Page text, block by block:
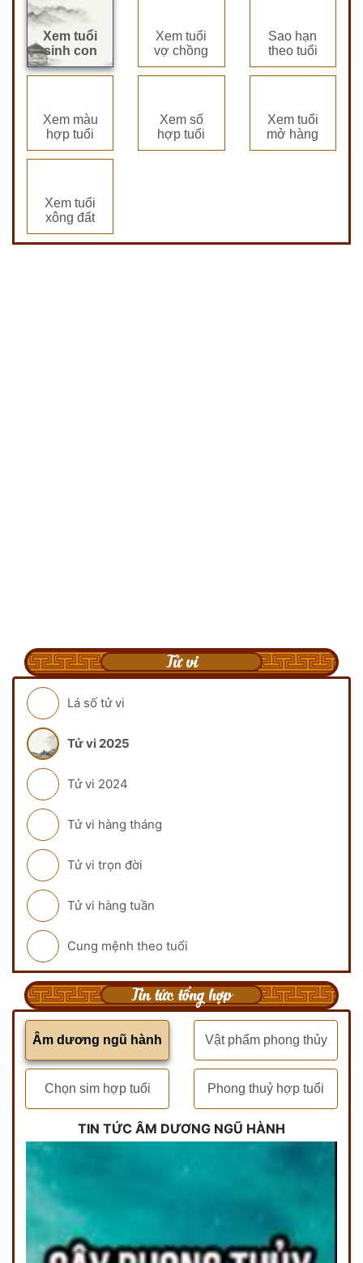
Xem tuổi
sinh con
Xem tuổi
vợ chồng
Sao hạn
theo tuổi
Xem màu
hợp tuổi
Xem số
hợp tuổi
Xem tuổi
mở hàng
Xem tuổi
xông đất
Tử vi
Lá số tử vi
Tử vi 2025
Tử vi 2024
Tử vi hàng tháng
Tử vi trọn đời
Tử vi hàng tuần
Cung mệnh theo tuổi
Tin tức tổng hợp
Âm dương ngũ hành Vật phẩm phong thủy
Chọn sim hợp tuổi Phong thuỷ hợp tuổi
TIN TỨC ÂM DƯƠNG NGŨ HÀNH